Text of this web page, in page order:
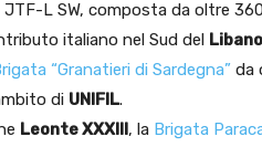
JTF-L SW, composta da oltre
italiano nel Sud del Libano
“Granatieri di Sardegna” da
di UNIFIL.
Leonte XXXIII​, la Brigata